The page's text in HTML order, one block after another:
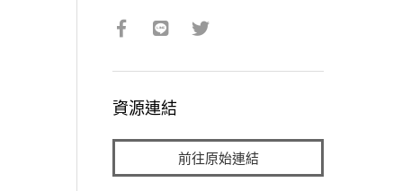
資源連結
前往原始連結